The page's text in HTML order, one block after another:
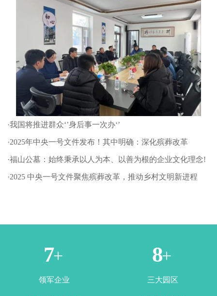
·我国将推进群众‘’身后事一次办‘’
·2025年中央一号文件发布！其中明确：深化殡葬改革
·福山公墓：始终秉承以人为本、以善为根的企业文化理念!
·2025 中央一号文件聚焦殡葬改革，推动乡村文明新进程
2+
领军企业
4+
三大园区